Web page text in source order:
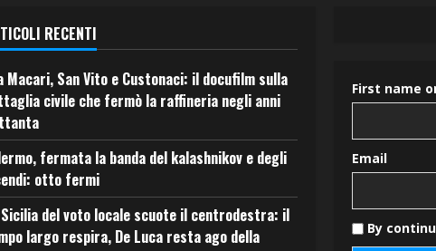
RECENTI
Macari, San Vito e Custonaci: il docufilm sulla
civile che fermò la raffineria negli anni
fermata la banda del kalashnikov e degli
otto fermi
del voto locale scuote il centrodestra: il
largo respira, De Luca resta ago della
First name
Email
By